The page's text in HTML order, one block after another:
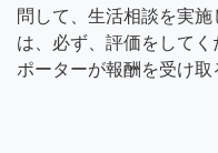
問して、生活相談を実
は、必ず、評価をして
ポーターが報酬を受け取